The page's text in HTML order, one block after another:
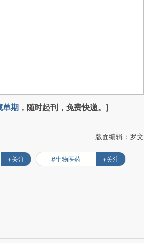
单期 ，随时起刊，免费快递。]
版面编辑：罗文
+关注 #生物医药 +关注